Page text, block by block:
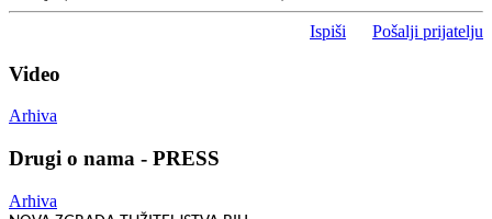
Ispiši Pošalji prijatelju
Video
Arhiva
Drugi o nama - PRESS
Arhiva